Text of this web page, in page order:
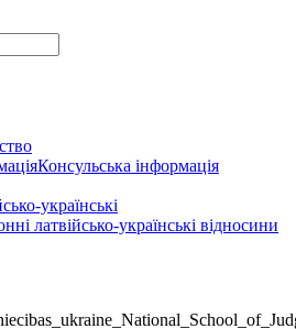
Консульська інформація
українські
латвійсько-українські відносини